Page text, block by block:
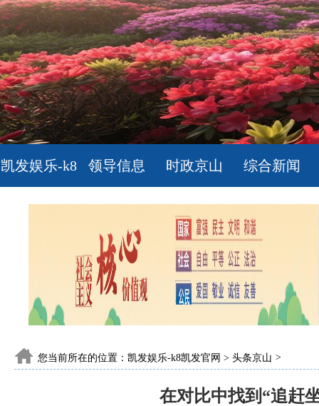
凯发娱乐-k8
凯发官网
领导信息 时政京山 综合新闻
您当前所在的位置： 凯发娱乐-k8凯发官网 > 头条京山 >
在对比中找到“追赶